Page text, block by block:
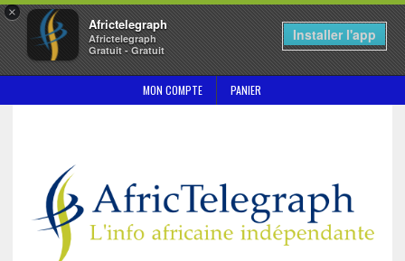
×
Africtelegraph
Africtelegraph
Gratuit - Gratuit
Installer l'app
MON COMPTE PANIER